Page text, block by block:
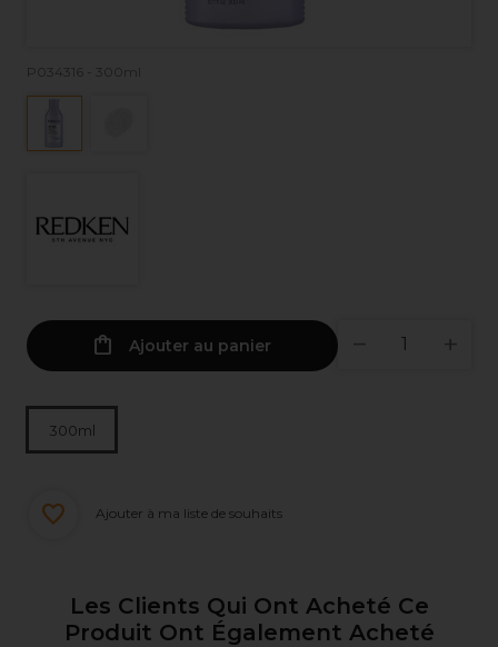
P034316 - 300ml
Ajouter au panier
300ml
Ajouter à ma liste de souhaits
Les Clients Qui Ont Acheté Ce
Produit Ont Également Acheté